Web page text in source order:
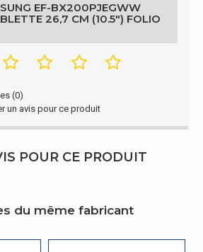
EF-BX200PJEGWW
26,7 CM (10.5") FOLIO
(0)
un avis pour ce produit
POUR CE PRODUIT
du même fabricant